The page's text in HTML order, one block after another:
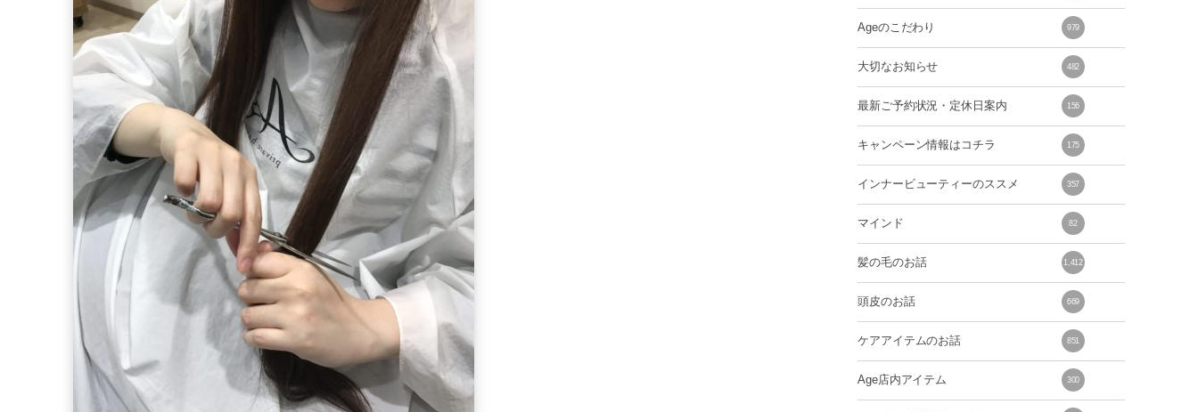
Ageのこだわり 979
大切なお知らせ 482
最新ご予約状況・定休日案内 156
キャンペーン情報はコチラ 175
インナービューティーのススメ 357
マインド 82
髪の毛のお話 1,412
頭皮のお話 669
ケアアイテムのお話 851
Age店内アイテム 300